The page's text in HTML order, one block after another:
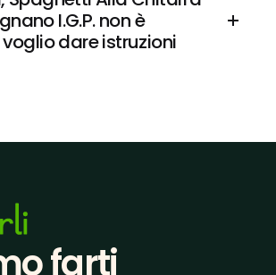
I.G.P. non è
dare istruzioni
farti